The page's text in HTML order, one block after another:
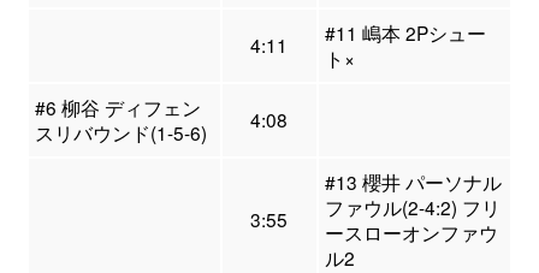
4:11
#11 嶋本 2Pシュー
ト×
#6 柳谷 ディフェン
スリバウンド(1-5-6)
4:08
3:55
#13 櫻井 パーソナル
ファウル(2-4:2) フリ
ースローオンファウ
ル2